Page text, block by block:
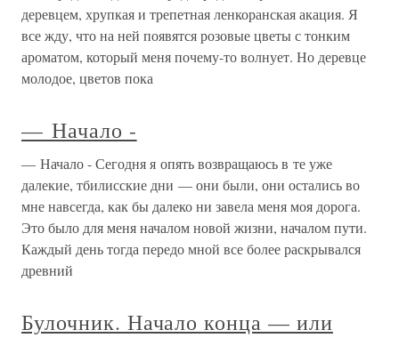
деревцем, хрупкая и трепетная ленкоранская акация. Я
все жду, что на ней появятся розовые цветы с тонким
ароматом, который меня почему-то волнует. Но деревце
молодое, цветов пока
— Начало -
— Начало - Сегодня я опять возвращаюсь в те уже
далекие, тбилисские дни — они были, они остались во
мне навсегда, как бы далеко ни завела меня моя дорога.
Это было для меня началом новой жизни, началом пути.
Каждый день тогда передо мной все более раскрывался
древний
Булочник. Начало конца — или